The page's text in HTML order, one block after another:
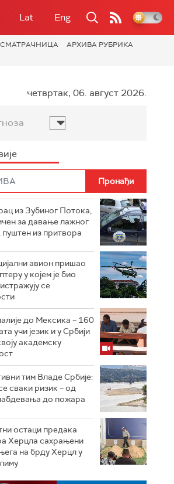
Lat Eng
СМАТРАЧНИЦА
АРХИВА РУБРИКА
четвртак, 06. август 2026.
из Зубиног Потока,
за давање лажног
пуштен из притвора
авион пришао
у којем је био
се
до Мексика – 160
учи језик и у Србији
академску
тим Владе Србије:
сваки ризик – од
до пожара
остаци предака
Херцла сахрањени
на брду Херцл у